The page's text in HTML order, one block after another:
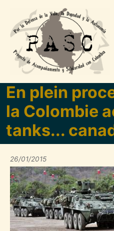
Pasar al contenido principal
En plein
la Colombie
tanks...
26/01/2015